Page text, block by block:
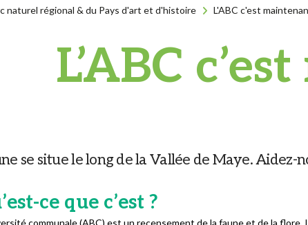
naturel régional & du Pays d'art et d'histoire L'ABC c'est
L’ABC
se situe le long de la Vallée de Maye.
ce que c’est ?